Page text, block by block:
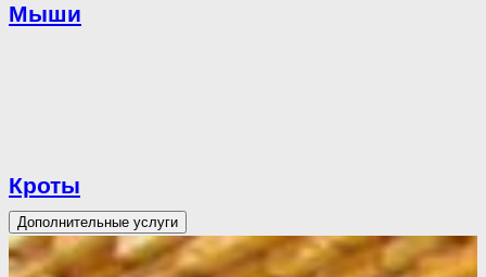
Мыши
Кроты
Дополнительные услуги